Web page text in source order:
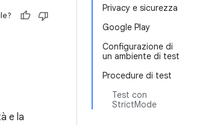
Privacy e sicurezza
Google Play
Configurazione di
un ambiente di test
Procedure di test
Test con
StrictMode
e la